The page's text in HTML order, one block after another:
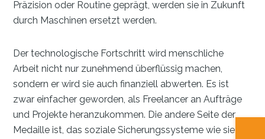
Präzision oder Routine geprägt, werden sie in Zukunft
durch Maschinen ersetzt werden.
Der technologische Fortschritt wird menschliche
Arbeit nicht nur zunehmend überflüssig machen,
sondern er wird sie auch finanziell abwerten. Es ist
zwar einfacher geworden, als Freelancer an Aufträge
und Projekte heranzukommen. Die andere Seite der
Medaille ist, das soziale Sicherungssysteme wie sie